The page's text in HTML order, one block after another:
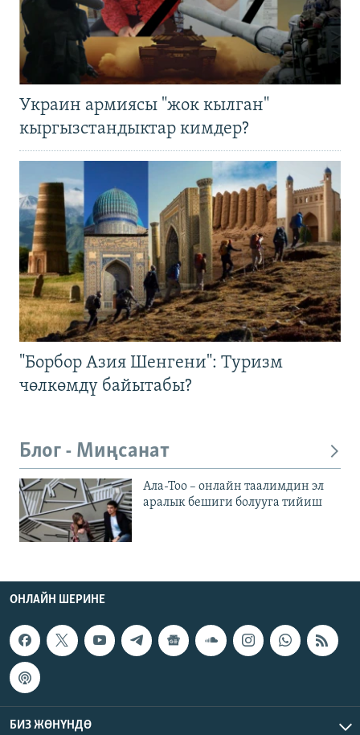
Украин армиясы "жок кылган"
кыргызстандыктар кимдер?
"Борбор Азия Шенгени": Туризм
чөлкөмдү байытабы?
Блог - Миңсанат
Ала-Тоо – онлайн таалимдин эл
аралык бешиги болууга тийиш
ОНЛАЙН ШЕРИНЕ
БИЗ ЖӨНҮНДӨ